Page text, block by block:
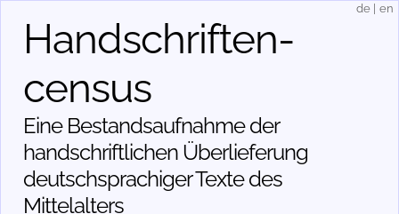
Handschriften­
census
Eine Bestandsaufnahme der
handschriftlichen Über­lieferung
deutschsprachiger Texte des
Mittelalters
de en